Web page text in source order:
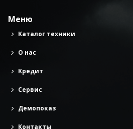
Меню
Каталог техники
О нас
Кредит
Сервис
Демопоказ
Контакты